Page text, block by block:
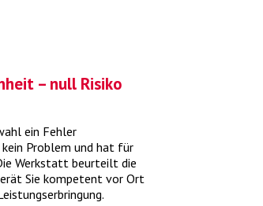
oder
– null Risiko
ein Fehler
kein Problem und hat für
Werkstatt beurteilt die
Sie kompetent vor Ort